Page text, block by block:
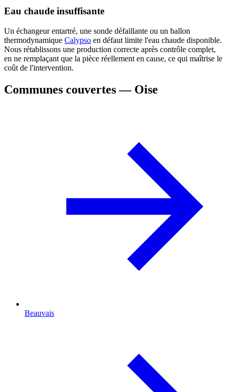
Eau chaude insuffisante
Un échangeur entartré, une sonde défaillante ou un ballon
thermodynamique Calypso en défaut limite l'eau chaude disponible.
Nous rétablissons une production correcte après contrôle complet,
en ne remplaçant que la pièce réellement en cause, ce qui maîtrise le
coût de l'intervention.
Communes couvertes — Oise
Beauvais